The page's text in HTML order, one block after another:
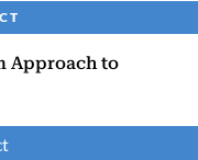
Approach to